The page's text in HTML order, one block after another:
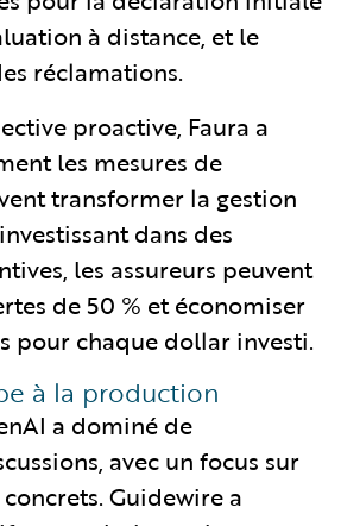
à distance, et le
réclamations.
proactive, Faura a
les mesures de
transformer la gestion
dans des
les assureurs peuvent
de 50 % et économiser
pour chaque dollar investi.
à la production
a dominé de
avec un focus sur
concrets. Guidewire a